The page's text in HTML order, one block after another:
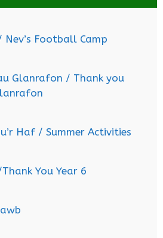
Nev’s Football Camp
Glanrafon / Thank you
Haf / Summer Activities
You Year 6